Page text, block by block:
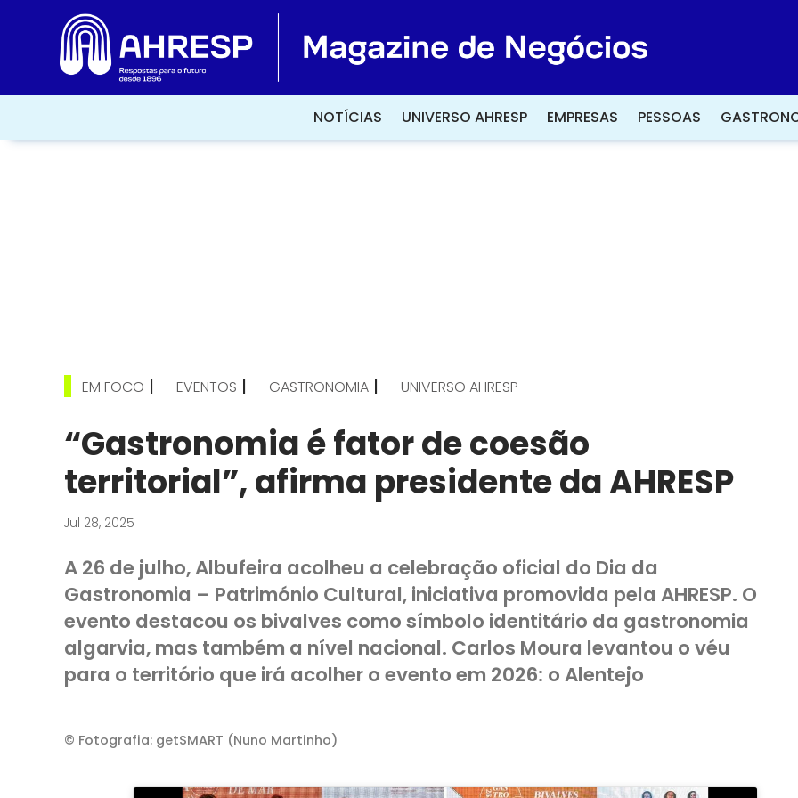
NOTÍCIAS UNIVERSO AHRESP EMPRESAS PESSOAS
NOTÍCIAS UNIVERSO AHRESP EMPRESAS PESSOAS
EM FOCO | EVENTOS | GASTRONOMIA | UNIVERSO AHRESP
“Gastronomia é fator de coesão
territorial”, afirma presidente da AHRESP
Jul 28, 2025
A 26 de julho, Albufeira acolheu a celebração oficial do Dia da
Gastronomia – Património Cultural, iniciativa promovida pela AHRESP. O
evento destacou os bivalves como símbolo identitário da gastronomia
algarvia, mas também a nível nacional. Carlos Moura levantou o véu
para o território que irá acolher o evento em 2026: o Alentejo
© Fotografia: getSMART (Nuno Martinho)